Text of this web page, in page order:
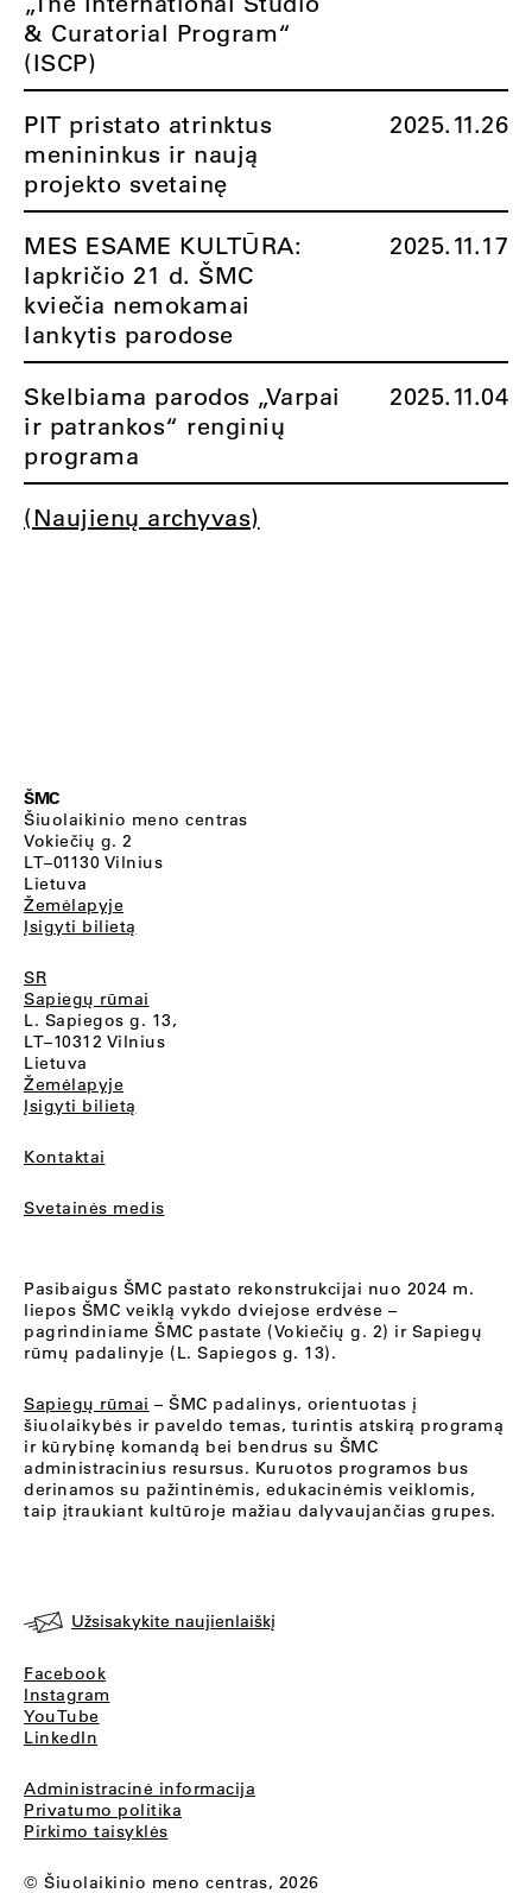
& Curatorial Program“
(ISCP)
PIT pristato atrinktus
menininkus ir naują
projekto svetainę
2025.11.26
MES ESAME KULTŪRA:
lapkričio 21 d. ŠMC
kviečia nemokamai
lankytis parodose
2025.11.17
Skelbiama parodos „Varpai
ir patrankos“ renginių
programa
2025.11.04
(Naujienų archyvas)
ŠMC
Šiuolaikinio meno centras
Vokiečių g. 2
LT–01130 Vilnius
Lietuva
Žemėlapyje
Įsigyti bilietą
SR
Sapiegų rūmai
L. Sapiegos g. 13,
LT–10312 Vilnius
Lietuva
Žemėlapyje
Įsigyti bilietą
Kontaktai
Svetainės medis
Pasibaigus ŠMC pastato rekonstrukcijai nuo 2024 m.
liepos ŠMC veiklą vykdo dviejose erdvėse –
pagrindiniame ŠMC pastate (Vokiečių g. 2) ir Sapiegų
rūmų padalinyje (L. Sapiegos g. 13).
Sapiegų rūmai – ŠMC padalinys, orientuotas į
šiuolaikybės ir paveldo temas, turintis atskirą programą
ir kūrybinę komandą bei bendrus su ŠMC
administracinius resursus. Kuruotos programos bus
derinamos su pažintinėmis, edukacinėmis veiklomis,
taip įtraukiant kultūroje mažiau dalyvaujančias grupes.
Užsisakykite naujienlaiškį
Facebook
Instagram
YouTube
LinkedIn
Administracinė informacija
Privatumo politika
Pirkimo taisyklės
© Šiuolaikinio meno centras, 2026